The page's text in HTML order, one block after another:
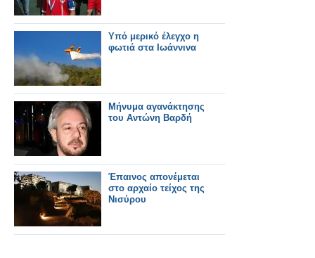
Υπό μερικό έλεγχο η
φωτιά στα Ιωάννινα
Μήνυμα αγανάκτησης
του Αντώνη Βαρδή
Έπαινος απονέμεται
στο αρχαίο τείχος της
Νισύρου